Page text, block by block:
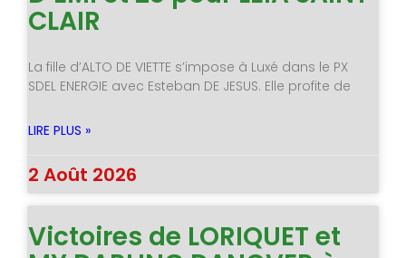
CLAIR
La fille d’ALTO DE VIETTE s’impose à Luxé dans le PX
SDEL ENERGIE avec Esteban DE JESUS. Elle profite de
LIRE PLUS »
2 Août 2026
Victoires de LORIQUET et